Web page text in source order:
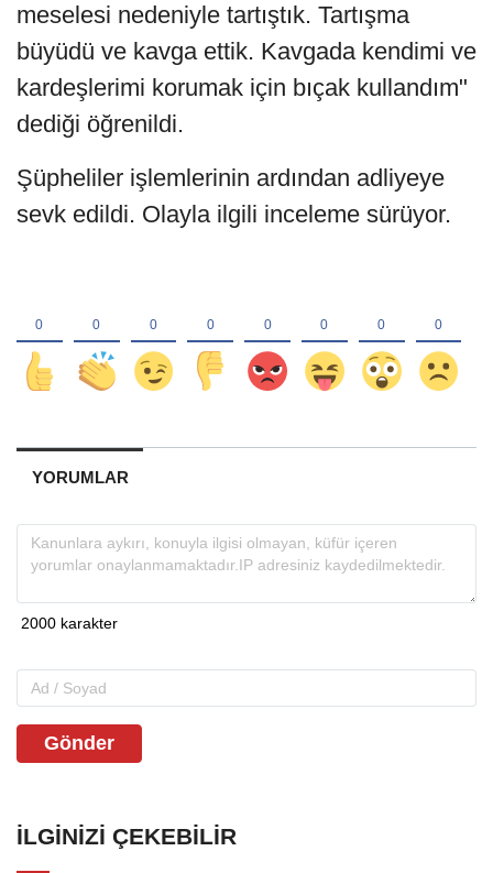
meselesi nedeniyle tartıştık. Tartışma
büyüdü ve kavga ettik. Kavgada kendimi ve
kardeşlerimi korumak için bıçak kullandım"
dediği öğrenildi.
Şüpheliler işlemlerinin ardından adliyeye
sevk edildi. Olayla ilgili inceleme sürüyor.
YORUMLAR
Gönder
İLGINIZI ÇEKEBILIR